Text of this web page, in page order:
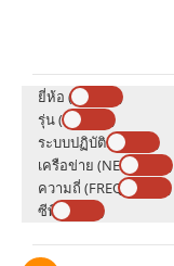
ยี่ห้อ (BRAND)
รุ่น (MODEL)
ระบบปฏิบัติการ (OS)
เครือข่าย (NETWORK)
ความถี่ (FREQUENCY)
ซีพียู (CPU)